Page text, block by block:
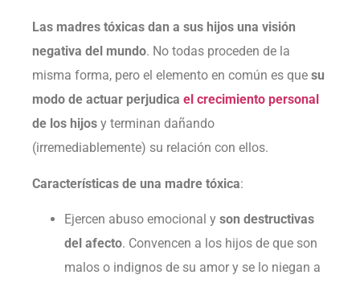
Las madres tóxicas dan a sus hijos una visión
negativa del mundo. No todas proceden de la
misma forma, pero el elemento en común es que su
modo de actuar perjudica el crecimiento personal
de los hijos y terminan dañando
(irremediablemente) su relación con ellos.
Características de una madre tóxica:
Ejercen abuso emocional y son destructivas
del afecto. Convencen a los hijos de que son
malos o indignos de su amor y se lo niegan a